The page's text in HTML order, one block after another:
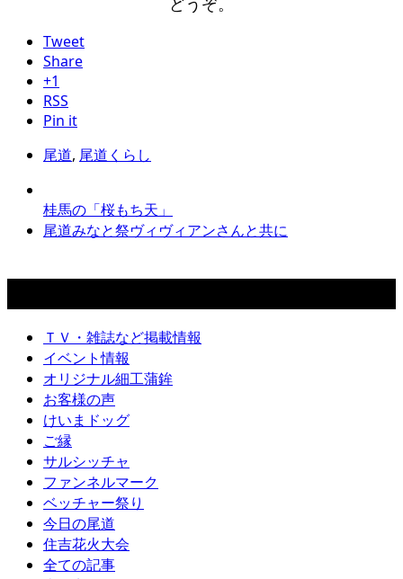
Tweet
Share
+1
RSS
Pin it
尾道, 尾道くらし
桂馬の「桜もち天」
尾道みなと祭ヴィヴィアンさんと共に
ＴＶ・雑誌など掲載情報
イベント情報
オリジナル細工蒲鉾
お客様の声
けいまドッグ
ご縁
サルシッチャ
ファンネルマーク
ベッチャー祭り
今日の尾道
住吉花火大会
全ての記事